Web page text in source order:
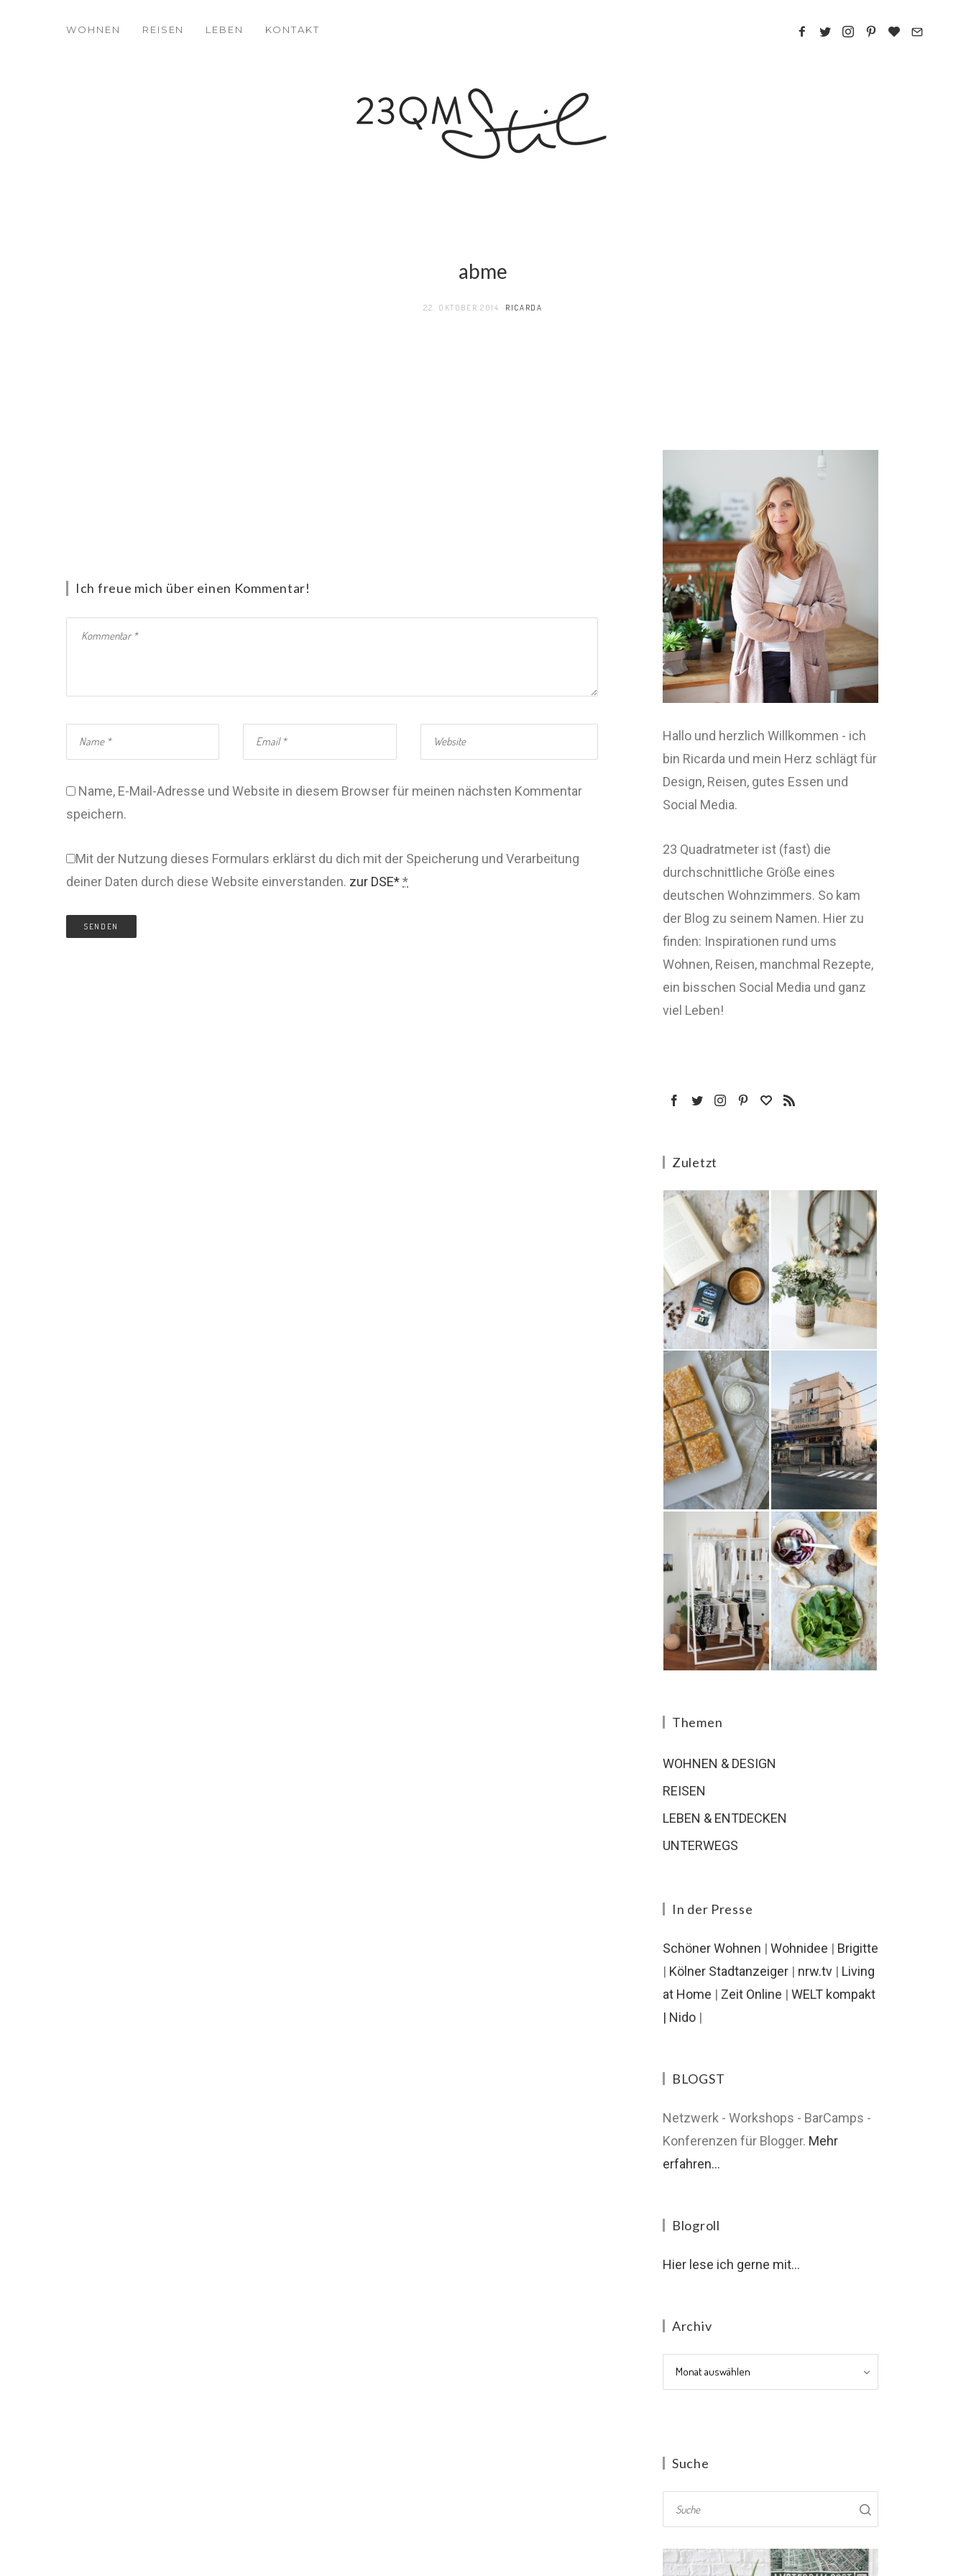
WOHNEN REISEN LEBEN KONTAKT
abme
22. OKTOBER 2014 RICARDA
Ich freue mich über einen Kommentar!
Name, E-Mail-Adresse und Website in diesem Browser für meinen nächsten Kommentar
speichern.
Mit der Nutzung dieses Formulars erklärst du dich mit der Speicherung und Verarbeitung
deiner Daten durch diese Website einverstanden. zur DSE**
Hallo und herzlich Willkommen - ich
bin Ricarda und mein Herz schlägt für
Design, Reisen, gutes Essen und
Social Media.
23 Quadratmeter ist (fast) die
durchschnittliche Größe eines
deutschen Wohnzimmers. So kam
der Blog zu seinem Namen. Hier zu
finden: Inspirationen rund ums
Wohnen, Reisen, manchmal Rezepte,
ein bisschen Social Media und ganz
viel Leben!
Zuletzt
Themen
WOHNEN & DESIGN
REISEN
LEBEN & ENTDECKEN
UNTERWEGS
In der Presse
Schöner Wohnen | Wohnidee | Brigitte
| Kölner Stadtanzeiger | nrw.tv | Living
at Home | Zeit Online | WELT kompakt
| Nido |
BLOGST
Netzwerk - Workshops - BarCamps -
Konferenzen für Blogger. Mehr
erfahren...
Blogroll
Hier lese ich gerne mit...
Archiv
Archiv
Suche